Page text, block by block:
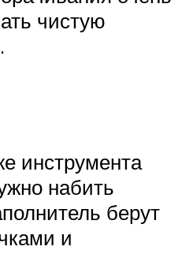
чистую
инструмента
набить
берут
и